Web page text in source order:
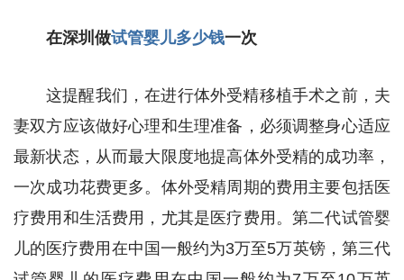
在深圳做试管婴儿多少钱一次
这提醒我们，在进行体外受精移植手术之前，夫
妻双方应该做好心理和生理准备，必须调整身心适应
最新状态，从而最大限度地提高体外受精的成功率，
一次成功花费更多。体外受精周期的费用主要包括医
疗费用和生活费用，尤其是医疗费用。第二代试管婴
儿的医疗费用在中国一般约为3万至5万英镑，第三代